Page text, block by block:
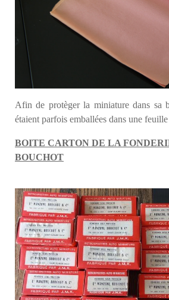
Afin de protèger la miniature dans sa
étaient parfois emballées dans une
BOITE CARTON DE LA
BOUCHOT